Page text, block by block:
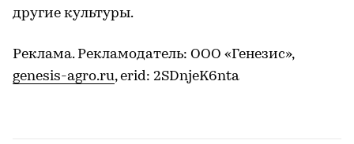
другие культуры.
Реклама. Рекламодатель: ООО «Генезис»,
genesis-agro.ru, erid: 2SDnjeK6nta